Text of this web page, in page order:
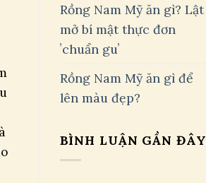
Rồng Nam Mỹ ăn gì? Lật
mở bí mật thực đơn
ʼchuẩn guʼ
Rồng Nam Mỹ ăn gì để
lên màu đẹp?
BÌNH LUẬN GẦN ĐÂY